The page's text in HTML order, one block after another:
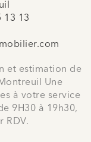
13 13
et estimation de
Une
à votre service
9H30 à 19h30,
RDV.